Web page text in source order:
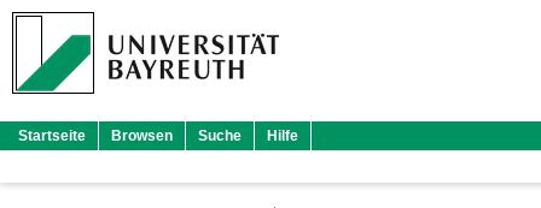
Startseite Browsen Suche Hilfe